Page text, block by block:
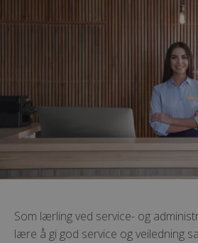
Som lærling ved service- og
lære å gi god service og veiledning